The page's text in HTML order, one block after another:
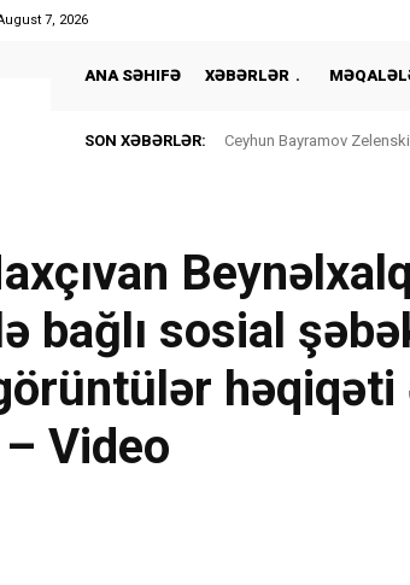
7, 2026
ANA SƏHIFƏ XƏBƏRLƏR
SON XƏBƏRLƏR: Ceyhun Bayramov
bağlı sosial
həqiqəti
Video